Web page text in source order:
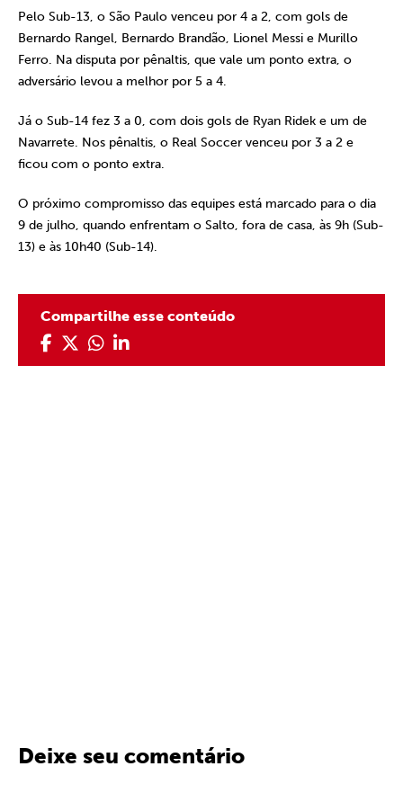
Pelo Sub-13, o São Paulo venceu por 4 a 2, com gols de
Bernardo Rangel, Bernardo Brandão, Lionel Messi e Murillo
Ferro. Na disputa por pênaltis, que vale um ponto extra, o
adversário levou a melhor por 5 a 4.
Já o Sub-14 fez 3 a 0, com dois gols de Ryan Ridek e um de
Navarrete. Nos pênaltis, o Real Soccer venceu por 3 a 2 e
ficou com o ponto extra.
O próximo compromisso das equipes está marcado para o dia
9 de julho, quando enfrentam o Salto, fora de casa, às 9h (Sub-
13) e às 10h40 (Sub-14).
Compartilhe esse conteúdo
Deixe seu comentário